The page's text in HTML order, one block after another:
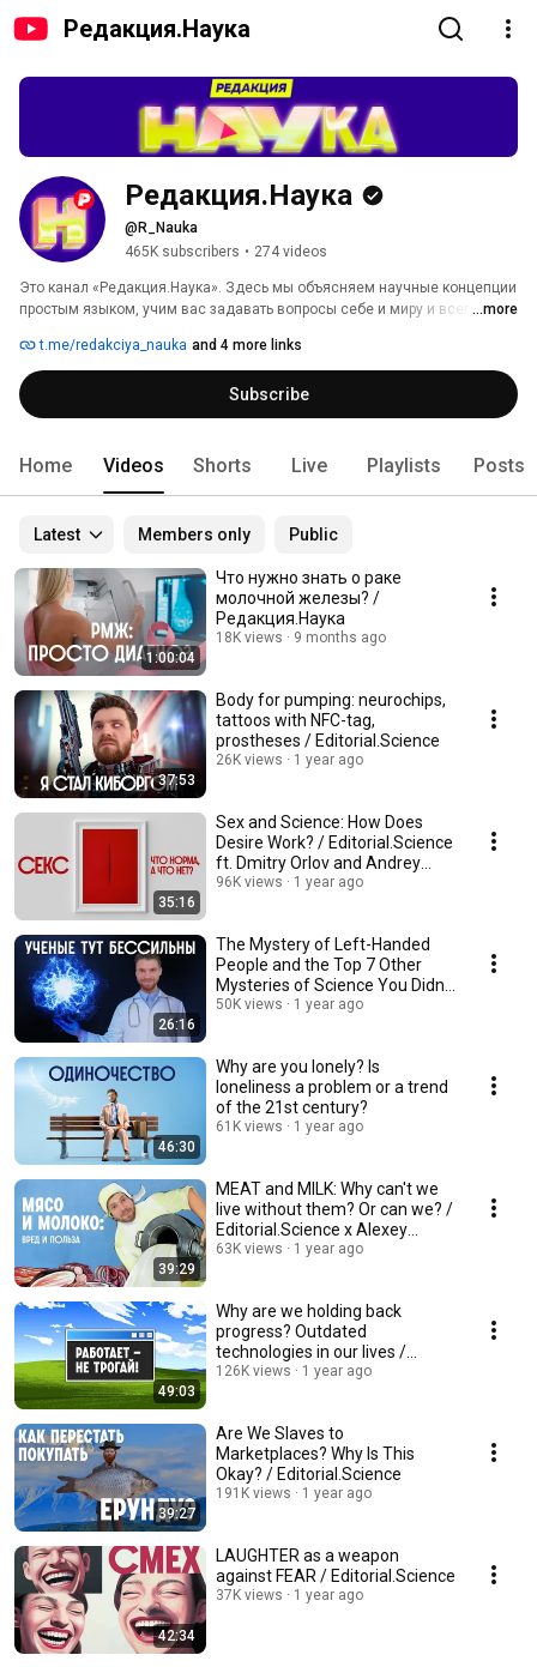
Редакция.Наука
Редакция.Наука
@R_Nauka
465K subscribers • 274 videos
Это канал «Редакция.Наука». Здесь мы объясняем научные концепции
простым языком, учим вас задавать вопросы себе и миру и всегда ...more
t.me/redakciya_nauka and 4 more links
Subscribe
Home Videos Shorts Live Playlists Posts
Latest Members only Public
1:00:04
Что нужно знать о раке
молочной железы? /
Редакция.Наука
18K views 9 months ago
37:53
Body for pumping: neurochips,
tattoos with NFC-tag,
prostheses / Editorial.Science
26K views 1 year ago
35:16
Sex and Science: How Does
Desire Work? / Editorial.Science
ft. Dmitry Orlov and Andrey
Aksenov
96K views 1 year ago
26:16
The Mystery of Left-Handed
People and the Top 7 Other
Mysteries of Science You Didn't
Know About ...
50K views 1 year ago
46:30
Why are you lonely? Is
loneliness a problem or a trend
of the 21st century?
61K views 1 year ago
39:29
MEAT and MILK: Why can't we
live without them? Or can we? /
Editorial.Science x Alexey
Vodovozov ...
63K views 1 year ago
49:03
Why are we holding back
progress? Outdated
technologies in our lives /
Editorial.Science
126K views 1 year ago
39:27
Are We Slaves to
Marketplaces? Why Is This
Okay? / Editorial.Science
191K views 1 year ago
42:34
LAUGHTER as a weapon
against FEAR / Editorial.Science
37K views 1 year ago